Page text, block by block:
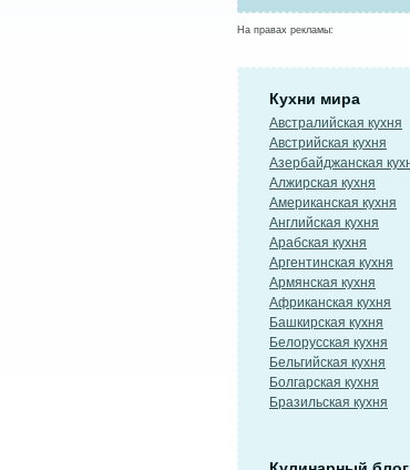
На правах рекламы:
Кухни мира
Австралийская кухня
Австрийская кухня
Азербайджанская
Алжирская кухня
Американская кухня
Английская кухня
Арабская кухня
Аргентинская кухня
Армянская кухня
Африканская кухня
Башкирская кухня
Белорусская кухня
Бельгийская кухня
Болгарская кухня
Бразильская кухня